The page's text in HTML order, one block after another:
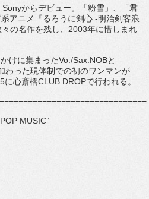
からデビュー。「粉雪」、「君
アニメ『るろうに剣心 -明治剣客浪
の名作を残し、2003年に惜しまれ
けに集まったVo./Sax.NOBと
わった現体制での初のワンマンが
心斎橋CLUB DROPで行われる。
MUSIC”